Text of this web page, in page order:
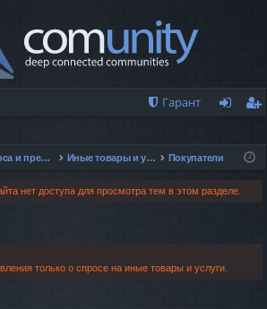
Гарант
ис
Арена спроса и предложений Иные товары и услуги Покупатели
нет доступа для просмотра тем в этом разделе.
только о спросе на иные товары и услуги.